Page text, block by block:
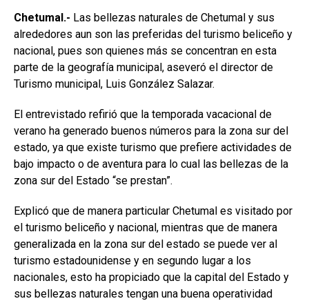
Chetumal.- Las bellezas naturales de Chetumal y sus
alrededores aun son las preferidas del turismo beliceño y
nacional, pues son quienes más se concentran en esta
parte de la geografía municipal, aseveró el director de
Turismo municipal, Luis González Salazar.
El entrevistado refirió que la temporada vacacional de
verano ha generado buenos números para la zona sur del
estado, ya que existe turismo que prefiere actividades de
bajo impacto o de aventura para lo cual las bellezas de la
zona sur del Estado “se prestan”.
Explicó que de manera particular Chetumal es visitado por
el turismo beliceño y nacional, mientras que de manera
generalizada en la zona sur del estado se puede ver al
turismo estadounidense y en segundo lugar a los
nacionales, esto ha propiciado que la capital del Estado y
sus bellezas naturales tengan una buena operatividad